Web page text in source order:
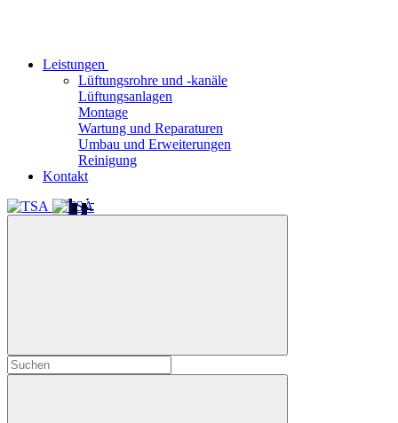
Leistungen
Lüftungsrohre und -kanäle
Lüftungsanlagen
Montage
Wartung und Reparaturen
Umbau und Erweiterungen
Reinigung
Kontakt